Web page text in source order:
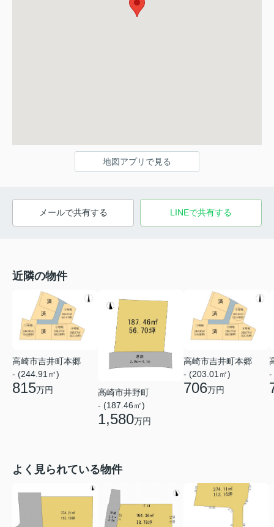
地図アプリで見る
メールで共有する LINEで共有する
近隣の物件
高崎市吉井町本郷
- (244.91㎡)
815万円
高崎市井野町
- (187.46㎡)
1,580万円
高崎市吉井町本郷
- (203.01㎡)
706万円
-
よく見られている物件